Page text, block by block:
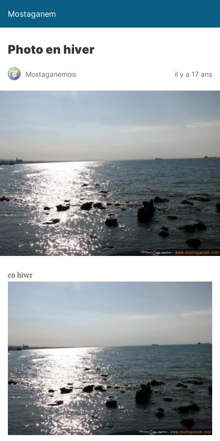
Mostaganem
Photo en hiver
Mostaganemois il y a 17 ans
en hiver